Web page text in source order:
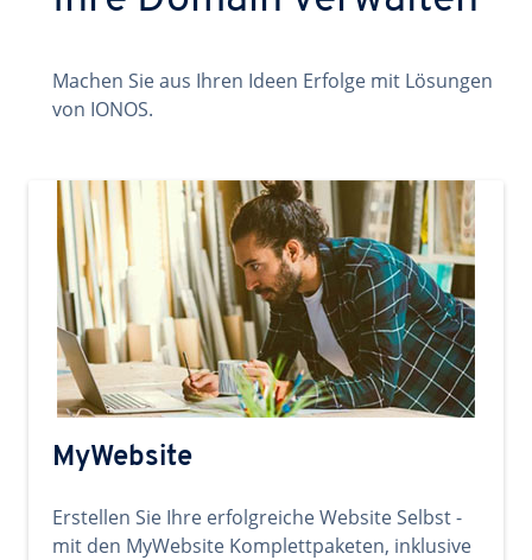
Machen Sie aus Ihren Ideen Erfolge mit Lösungen
von IONOS.
MyWebsite
Erstellen Sie Ihre erfolgreiche Website Selbst -
mit den MyWebsite Komplettpaketen, inklusive